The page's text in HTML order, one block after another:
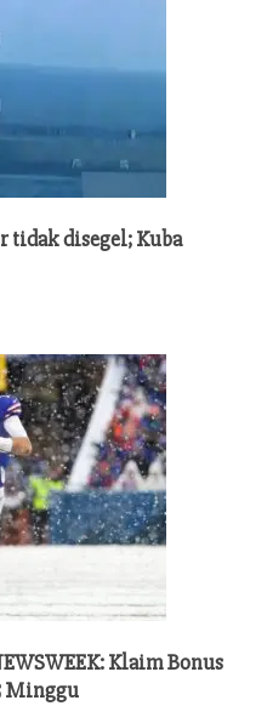
tidak disegel; Kuba
Klaim Bonus
Minggu